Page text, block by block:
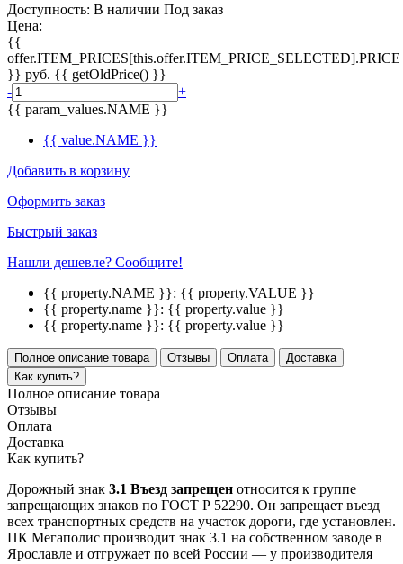
Доступность: В наличии Под заказ
Цена:
{{
offer.ITEM_PRICES[this.offer.ITEM_PRICE_SELECTED].PRICE
}} руб. {{ getOldPrice() }}
-
+
{{ param_values.NAME }}
{{ value.NAME }}
Добавить в корзину
Оформить заказ
Быстрый заказ
Нашли дешевле? Сообщите!
{{ property.NAME }}: {{ property.VALUE }}
{{ property.name }}: {{ property.value }}
{{ property.name }}: {{ property.value }}
Полное описание товара Отзывы Оплата
Доставка
Как купить?
Полное описание товара
Отзывы
Оплата
Доставка
Как купить?
Дорожный знак 3.1 Въезд запрещен относится к группе
запрещающих знаков по ГОСТ Р 52290. Он запрещает въезд
всех транспортных средств на участок дороги, где установлен.
ПК Мегаполис производит знак 3.1 на собственном заводе в
Ярославле и отгружает по всей России — у производителя